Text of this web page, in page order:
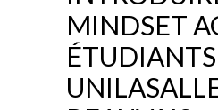
MINDSET